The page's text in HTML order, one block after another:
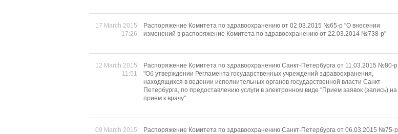
17 March 2015
17:26
Распоряжение Комитета по здравоохранению от 02.03.2015 №65-р "О внесении
изменений в распоряжение Комитета по здравоохранению от 22.03.2014 №738-р"
12 March 2015
11:51
Распоряжение Комитета по здравоохранению Санкт-Петербурга от 11.03.2015 №80-р
"Об утверждении Регламента государственных учреждений здравоохранения,
находящихся в ведении исполнительных органов государственной власти Санкт-
Петербурга, по предоставлению услуги в электронном виде "Прием заявок (запись) на
прием к врачу"
09 March 2015
Распоряжение Комитета по здравоохранению Санкт-Петербурга от 06.03.2015 №75-р